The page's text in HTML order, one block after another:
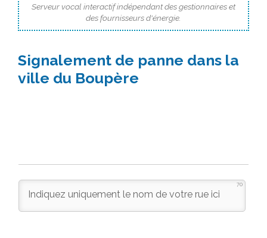
Serveur vocal interactif indépendant des gestionnaires et
des fournisseurs d'énergie.
Signalement de panne dans la
ville du Boupère
70